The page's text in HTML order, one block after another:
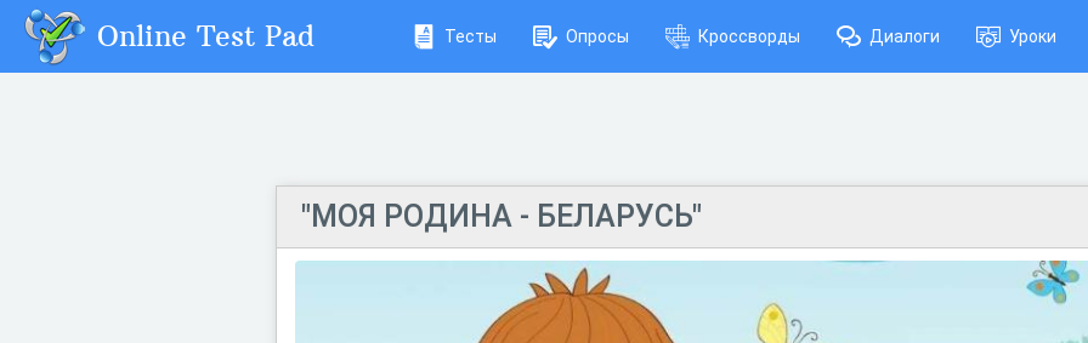
Online Test Pad Тесты Опросы Кроссворды Диалоги Уроки
"МОЯ РОДИНА - БЕЛАРУСЬ"